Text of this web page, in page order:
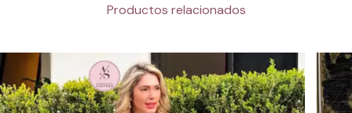
Productos relacionados